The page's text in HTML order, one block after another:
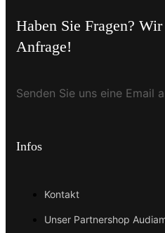
Haben Sie Fragen?
Anfrage!
Senden Sie uns eine Email
Infos
Kontakt
Unser Partnershop